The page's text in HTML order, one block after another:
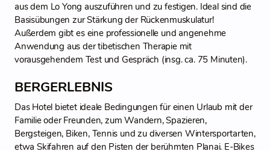
aus dem Lo Yong auszuführen und zu festigen. Ideal sind die
Basisübungen zur Stärkung der Rückenmuskulatur!
Außerdem gibt es eine professionelle und angenehme
Anwendung aus der tibetischen Therapie mit
vorausgehendem Test und Gespräch (insg. ca. 75 Minuten).
BERGERLEBNIS
Das Hotel bietet ideale Bedingungen für einen Urlaub mit der
Familie oder Freunden, zum Wandern, Spazieren,
Bergsteigen, Biken, Tennis und zu diversen Wintersportarten,
etwa Skifahren auf den Pisten der berühmten Planai. E-Bikes